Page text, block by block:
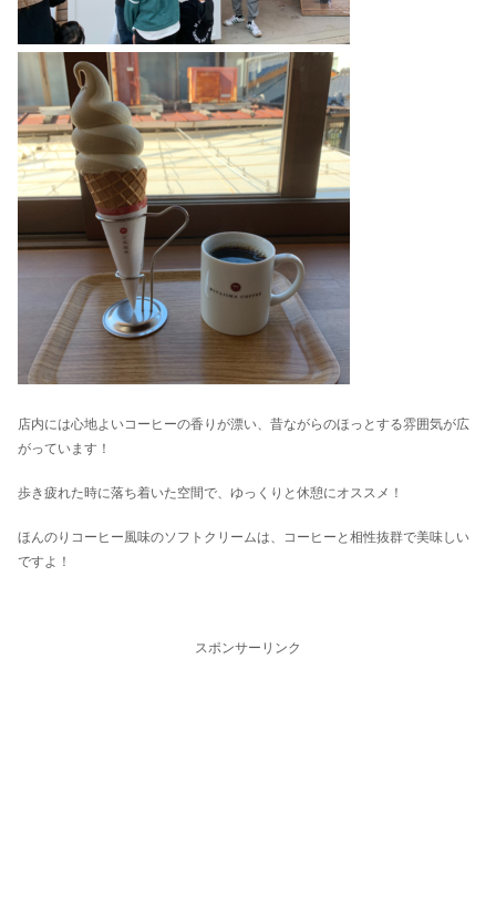
店内には心地よいコーヒーの香りが漂い、昔ながらのほっとする雰囲気が広
がっています！
歩き疲れた時に落ち着いた空間で、ゆっくりと休憩にオススメ！
ほんのりコーヒー風味のソフトクリームは、コーヒーと相性抜群で美味しい
ですよ！
スポンサーリンク